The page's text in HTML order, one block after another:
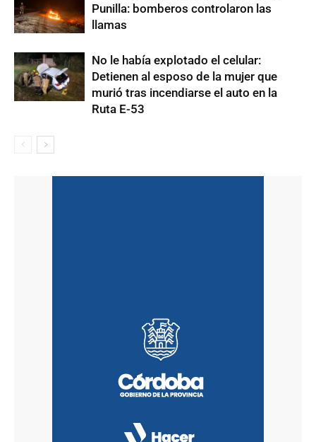
Punilla: bomberos controlaron las
llamas
No le había explotado el celular:
Detienen al esposo de la mujer que
murió tras incendiarse el auto en la
Ruta E-53